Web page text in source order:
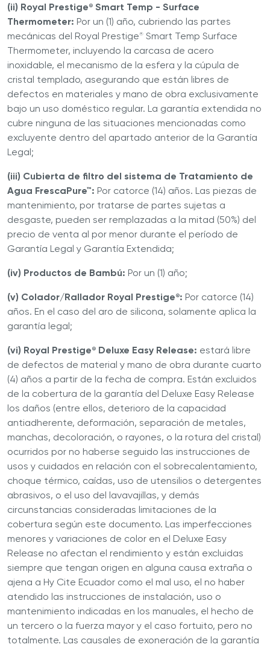
(ii) Royal Prestige ® Smart Temp - Surface
Thermometer: Por un (1) año, cubriendo las partes
mecánicas del Royal Prestige® Smart Temp Surface
Thermometer, incluyendo la carcasa de acero
inoxidable, el mecanismo de la esfera y la cúpula de
cristal templado, asegurando que están libres de
defectos en materiales y mano de obra exclusivamente
bajo un uso doméstico regular. La garantía extendida no
cubre ninguna de las situaciones mencionadas como
excluyente dentro del apartado anterior de la Garantía
Legal;
(iii) Cubierta de filtro del sistema de Tratamiento de
Agua FrescaPure™: Por catorce (14) años. Las piezas de
mantenimiento, por tratarse de partes sujetas a
desgaste, pueden ser remplazadas a la mitad (50%) del
precio de venta al por menor durante el período de
Garantía Legal y Garantía Extendida;
(iv) Productos de Bambú: Por un (1) año;
(v) Colador/Rallador Royal Prestige ®: Por catorce (14)
años. En el caso del aro de silicona, solamente aplica la
garantía legal;
(vi) Royal Prestige ® Deluxe Easy Release: estará libre
de defectos de material y mano de obra durante cuarto
(4) años a partir de la fecha de compra. Están excluidos
de la cobertura de la garantía del Deluxe Easy Release
los daños (entre ellos, deterioro de la capacidad
antiadherente, deformación, separación de metales,
manchas, decoloración, o rayones, o la rotura del cristal)
ocurridos por no haberse seguido las instrucciones de
usos y cuidados en relación con el sobrecalentamiento,
choque térmico, caídas, uso de utensilios o detergentes
abrasivos, o el uso del lavavajillas, y demás
circunstancias consideradas limitaciones de la
cobertura según este documento. Las imperfecciones
menores y variaciones de color en el Deluxe Easy
Release no afectan el rendimiento y están excluidas
siempre que tengan origen en alguna causa extraña o
ajena a Hy Cite Ecuador como el mal uso, el no haber
atendido las instrucciones de instalación, uso o
mantenimiento indicadas en los manuales, el hecho de
un tercero o la fuerza mayor y el caso fortuito, pero no
totalmente. Las causales de exoneración de la garantía